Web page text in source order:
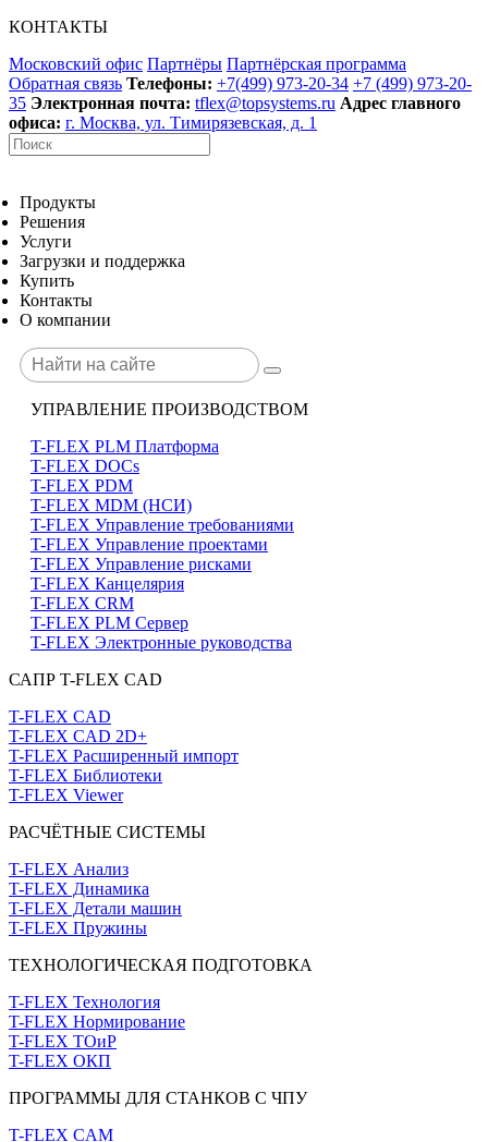
КОНТАКТЫ
Московский офис Партнёры Партнёрская программа
Обратная связь Телефоны: +7(499) 973-20-34 +7 (499) 973-20-
35 Электронная почта: tflex@topsystems.ru Адрес главного
офиса: г. Москва, ул. Тимирязевская, д. 1
Продукты
Решения
Услуги
Загрузки и поддержка
Купить
Контакты
О компании
УПРАВЛЕНИЕ ПРОИЗВОДСТВОМ
T-FLEX PLM Платформа
T-FLEX DOCs
T-FLEX PDM
T-FLEX MDM (НСИ)
T-FLEX Управление требованиями
T-FLEX Управление проектами
T-FLEX Управление рисками
T-FLEX Канцелярия
T-FLEX CRM
T-FLEX PLM Сервер
T-FLEX Электронные руководства
САПР T-FLEX CAD
T-FLEX CAD
T-FLEX CAD 2D+
T-FLEX Расширенный импорт
T-FLEX Библиотеки
T-FLEX Viewer
РАСЧЁТНЫЕ СИСТЕМЫ
T-FLEX Анализ
T-FLEX Динамика
T-FLEX Детали машин
T-FLEX Пружины
ТЕХНОЛОГИЧЕСКАЯ ПОДГОТОВКА
T-FLEX Технология
T-FLEX Нормирование
T-FLEX ТОиР
T-FLEX ОКП
ПРОГРАММЫ ДЛЯ СТАНКОВ С ЧПУ
T-FLEX CAM